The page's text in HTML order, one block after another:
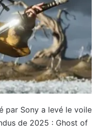
par Sony a levé le voile
de 2025 : Ghost of